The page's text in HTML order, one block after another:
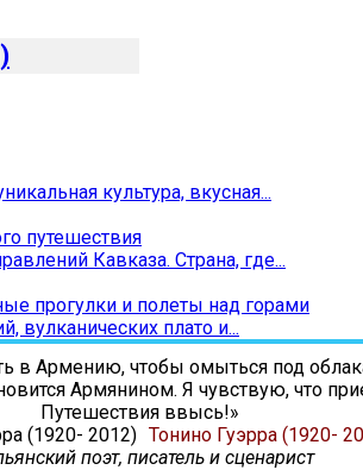
культура, вкусная...
путешествия
Кавказа. Страна, где...
прогулки и полеты над горами
вулканических плато и...
Армению, чтобы омыться под
Армянином. Я чувствую, что
Путешествия ввысь!»
Тонино Гуэрра (1920-
поэт, писатель и сценарист